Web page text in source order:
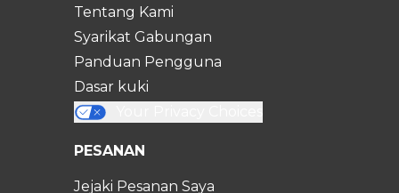
Tentang Kami
Syarikat Gabungan
Panduan Pengguna
Dasar kuki
PESANAN
Jejaki Pesanan Saya